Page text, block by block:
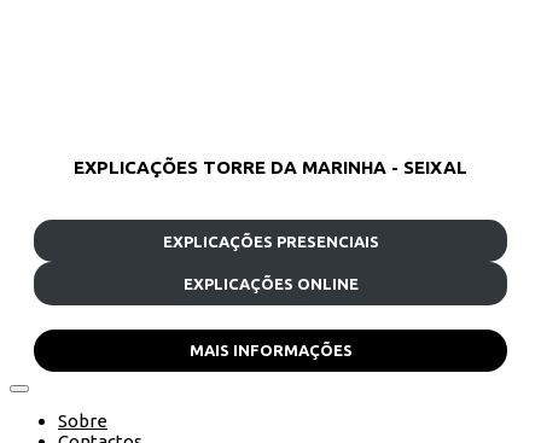
EXPLICAÇÕES TORRE DA MARINHA - SEIXAL
EXPLICAÇÕES PRESENCIAIS
EXPLICAÇÕES ONLINE
MAIS INFORMAÇÕES
Sobre